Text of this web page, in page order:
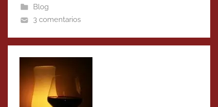
Blog
3 comentarios